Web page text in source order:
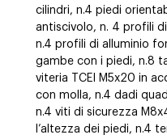
cilindri, n.4 piedi
antiscivolo, n. 4 profili
n.4 profili di alluminio
gambe con i piedi, n.8
viteria TCEI M5x20 in
con molla, n.4 dadi
n.4 viti di sicurezza
l’altezza dei piedi, n.4